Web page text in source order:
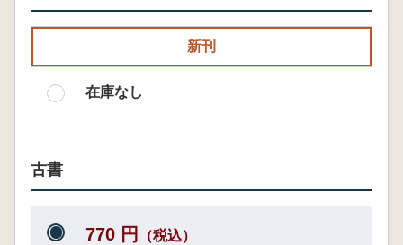
新刊
在庫なし
古書
770 円 （税込）